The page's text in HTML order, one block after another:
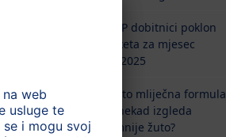
HiPP dobitnici poklon
paketa za mjesec
11/2025
Zašto mliječna formula
ponekad izgleda
tamnije žuto?